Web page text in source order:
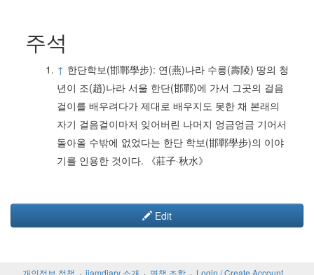
주석
↑ 한단학보(邯鄲學步): 연(燕)나라 수릉(壽陵) 땅의 청
년이 조(趙)나라 서울 한단(邯鄲)에 가서 그곳의 걸음
걸이를 배우려다가 제대로 배우지도 못한 채 본래의
자기 걸음걸이마저 잊어버린 나머지 엉금엉금 기어서
돌아올 수밖에 없었다는 한단 학보(邯鄲學步)의 이야
기를 인용한 것이다. 《莊子·秋水》
Edit